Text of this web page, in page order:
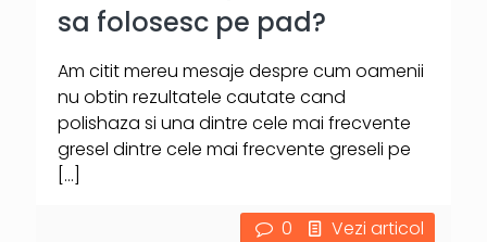
sa folosesc pe pad?
Am citit mereu mesaje despre cum oamenii
nu obtin rezultatele cautate cand
polishaza si una dintre cele mai frecvente
gresel dintre cele mai frecvente greseli pe
[…]
0 Vezi articol